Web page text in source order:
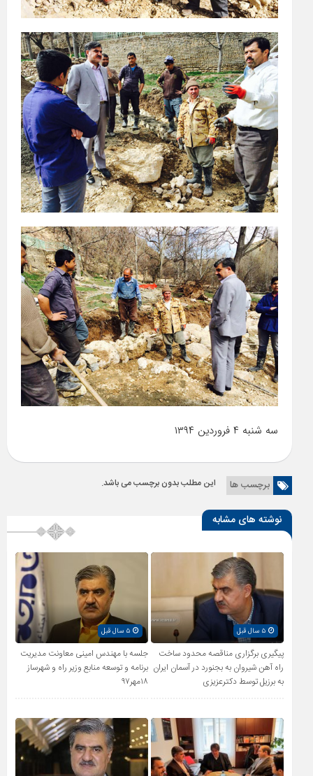
سه شنبه ۴ فروردین ۱۳۹۴
برچسب ها این مطلب بدون برچسب می باشد.
نوشته های مشابه
۵ سال قبل
پیگیری برگزاری مناقصه محدود ساخت
راه آهن شیروان به بجنورد در آسمان ایران
به برزیل توسط دکترعزیزی
۵ سال قبل
جلسه با مهندس امینی معاونت مدیریت
برنامه و توسعه منابع وزیر راه و شهرساز
۱۸مهر۹۷